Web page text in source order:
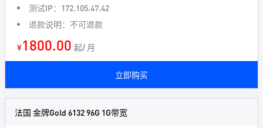
测试IP：172.105.47.42
退款说明：不可退款
¥1800.00 起/ 月
立即购买
法国 金牌Gold 6132 96G 1G带宽